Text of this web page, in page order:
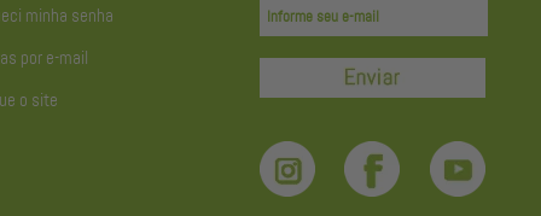
minha senha
por e-mail
o site